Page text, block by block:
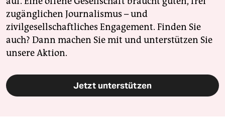
zugänglichen Journalismus – und
zivilgesellschaftliches Engagement. Finden Sie
auch? Dann machen Sie mit und unterstützen Sie
unsere Aktion.
Jetzt unterstützen